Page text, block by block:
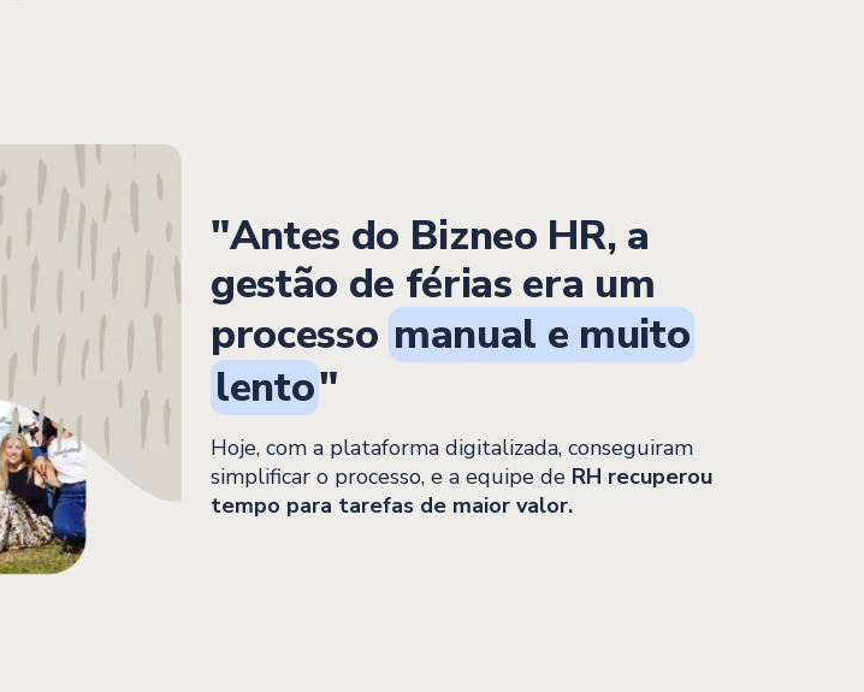
"Antes do Bizneo HR, a
gestão de férias era um
processo manual e muito
lento"
Hoje, com a plataforma digitalizada, conseguiram
simplificar o processo, e a equipe de RH recuperou
tempo para tarefas de maior valor.